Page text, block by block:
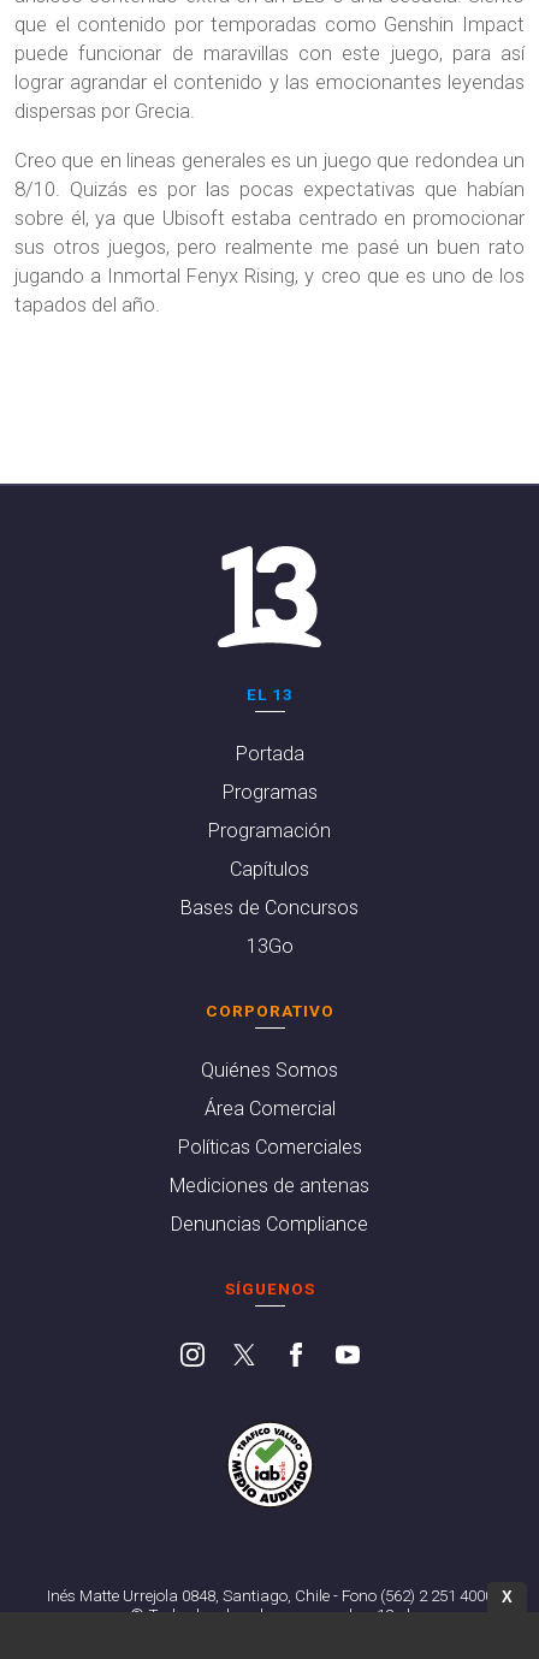
que el contenido por temporadas como Genshin Impact
puede funcionar de maravillas con este juego, para así
lograr agrandar el contenido y las emocionantes leyendas
dispersas por Grecia.
Creo que en lineas generales es un juego que redondea un
8/10. Quizás es por las pocas expectativas que habían
sobre él, ya que Ubisoft estaba centrado en promocionar
sus otros juegos, pero realmente me pasé un buen rato
jugando a Inmortal Fenyx Rising, y creo que es uno de los
tapados del año.
EL 13
Portada
Programas
Programación
Capítulos
Bases de Concursos
13Go
CORPORATIVO
Quiénes Somos
Área Comercial
Políticas Comerciales
Mediciones de antenas
Denuncias Compliance
SÍGUENOS
Inés Matte Urrejola 0848, Santiago, Chile - Fono (562) 2 251 4000
© Todos los derechos reservados. 13.cl
X